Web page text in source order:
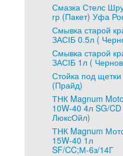
Смазка Стелс
гр (Пакет) Уфа
Смывка старой
ЗАСІБ 0.5л (
Смывка старой
ЗАСІБ 1л (
Стойка под щетки
(Прайд)
ТНК Magnum
10W-40 4л SG/
ЛюксОйл)
ТНК Magnum
15W-40 1л
SF/CC;М-6з/14Г